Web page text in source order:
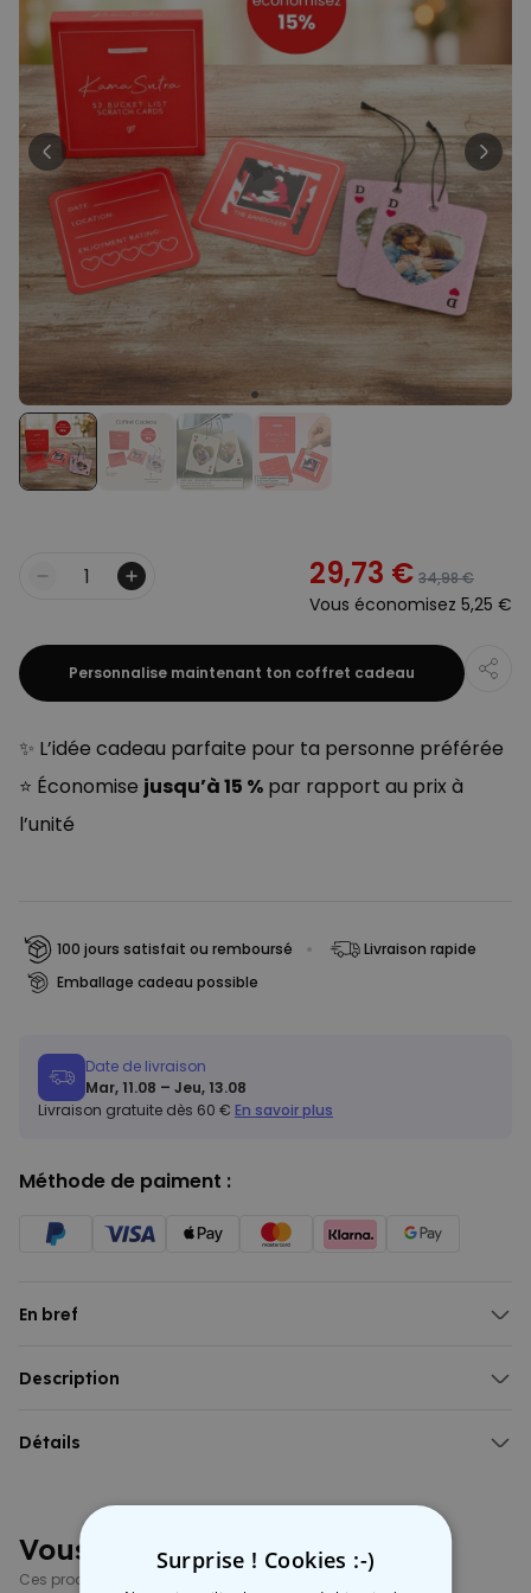
Personnalisable
Peignoir personnalisé avec
texte et couronne de laurier
plus de 0
vendus
39,99 €
Personnalisable
Porte-clés mural personnalisé
avec photo et texte
plus de 3.000
exemplaires
vendus
24,99 €
Coffret cadeau coquetiers et
tasse à espresso lot de 2
exemplaires
Quantité 29,73 € 34,98 €
Vous économisez 5,25 €
Personnalise maintenant ton coffret cadeau
✨ L’idée cadeau parfaite pour ta personne préférée
⭐ Économise jusqu’à 15 % par rapport au prix à
l’unité
100 jours satisfait ou remboursé
Livraison rapide
Emballage cadeau possible
Date de livraison
Mar, 11.08 – Jeu, 13.08
Livraison gratuite dès 60 € En savoir plus
Méthode de paiment :
En bref
Description
Détails
Vous avez vu ?
Ces produits pourraient aussi vous intéresser
Surprise ! Cookies :-)